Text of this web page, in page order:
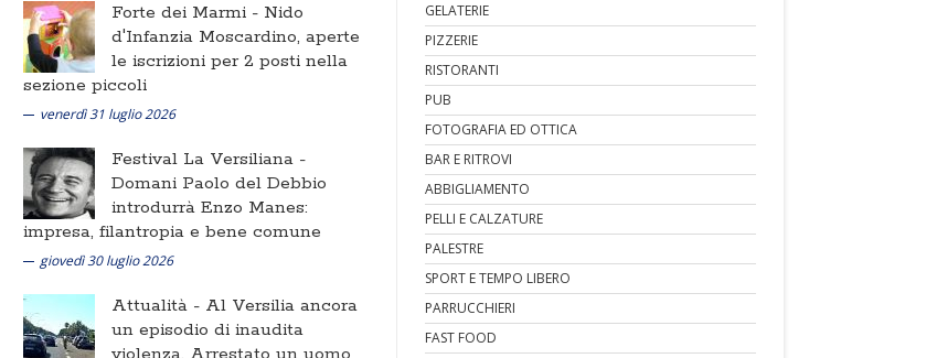
Forte dei Marmi - Nido
d'Infanzia Moscardino, aperte
le iscrizioni per 2 posti nella
sezione piccoli
venerdì 31 luglio 2026
Festival La Versiliana -
Domani Paolo del Debbio
introdurrà Enzo Manes:
impresa, filantropia e bene comune
giovedì 30 luglio 2026
Attualità - Al Versilia ancora
un episodio di inaudita
GELATERIE
PIZZERIE
RISTORANTI
PUB
FOTOGRAFIA ED OTTICA
BAR E RITROVI
ABBIGLIAMENTO
PELLI E CALZATURE
PALESTRE
SPORT E TEMPO LIBERO
PARRUCCHIERI
FAST FOOD